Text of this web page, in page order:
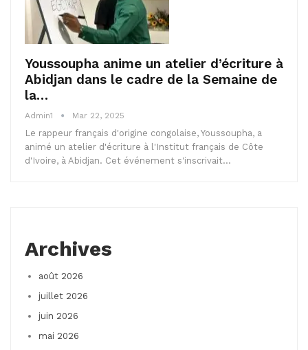
Youssoupha anime un atelier d’écriture à
Abidjan dans le cadre de la Semaine de
la…
Admin1 Mar 22, 2025
Le rappeur français d'origine congolaise, Youssoupha, a
animé un atelier d'écriture à l'Institut français de Côte
d'Ivoire, à Abidjan. Cet événement s'inscrivait…
Archives
août 2026
juillet 2026
juin 2026
mai 2026